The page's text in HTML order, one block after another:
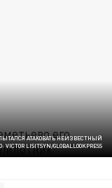
АТАКОВАТЬ НЕИЗВЕСТНЫЙ
LISITSYN/GLOBALLOOKPRESS